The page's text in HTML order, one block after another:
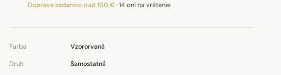
Doprava zadarmo nad 100 € ·14 dní na vrátenie
Farba Vzororvaná
Druh Samostatná